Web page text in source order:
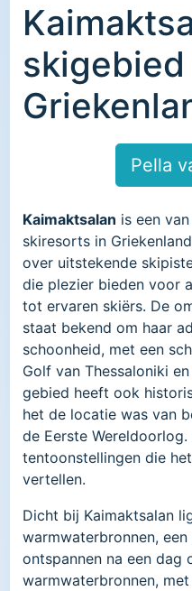
Pella
Kaimaktsalan is een
skiresorts in
over uitstekende
die plezier bieden voor
tot ervaren skiërs. De
staat bekend om haar
schoonheid, met een
Golf van Thessaloniki
gebied heeft ook
het de locatie was van
de Eerste
tentoonstellingen die
vertellen.
Dicht bij Kaimaktsalan
warmwaterbronnen,
ontspannen na een dag
warmwaterbronnen,